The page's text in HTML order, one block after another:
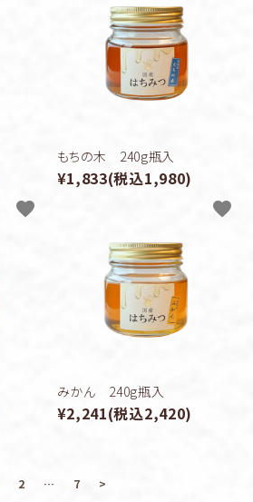
もちの木 240g瓶入
¥1,833(税込1,980)
favorite
みかん 240g瓶入
¥2,241(税込2,420)
favorite
2 … 7
>